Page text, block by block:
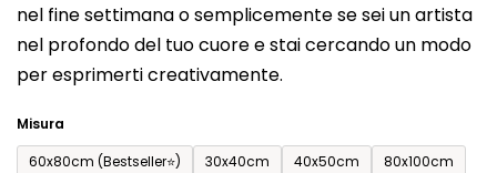
nel fine settimana o semplicemente se sei un artista
nel profondo del tuo cuore e stai cercando un modo
per esprimerti creativamente.
Misura
60x80cm (Bestseller⭐)
30x40cm 40x50cm 80x100cm